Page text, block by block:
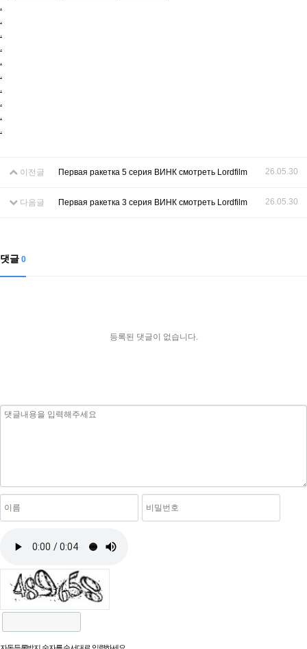
이전글 Первая ракетка 5 серия ВИНК смотреть Lordfilm 26.05.30
다음글 Первая ракетка 3 серия ВИНК смотреть Lordfilm 26.05.30
댓글 0
등록된 댓글이 없습니다.
자동등록방지 숫자를 순서대로 입력하세요.